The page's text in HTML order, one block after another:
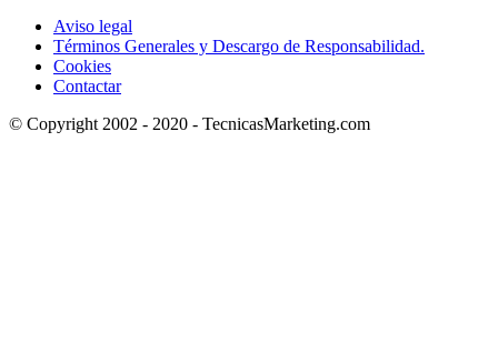
Aviso legal
Términos Generales y Descargo de Responsabilidad.
Cookies
Contactar
© Copyright 2002 - 2020 - TecnicasMarketing.com